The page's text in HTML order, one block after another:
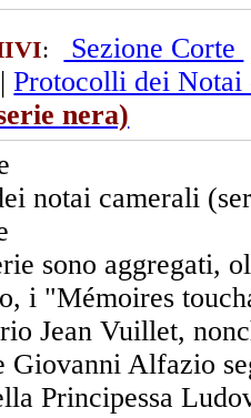
: Sezione Corte
|Protocolli dei Notai
nera)
notai camerali
sono aggregati,
i "Mémoires
Jean Vuillet,
Giovanni Alfazio
Principessa